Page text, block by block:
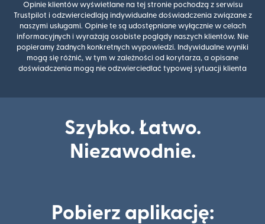
Opinie klientów wyświetlane na tej stronie pochodzą z serwisu
Trustpilot i odzwierciedlają indywidualne doświadczenia związane z
naszymi usługami. Opinie te są udostępniane wyłącznie w celach
informacyjnych i wyrażają osobiste poglądy naszych klientów. Nie
popieramy żadnych konkretnych wypowiedzi. Indywidualne wyniki
mogą się różnić, w tym w zależności od korytarza, a opisane
doświadczenia mogą nie odzwierciedlać typowej sytuacji klienta
Szybko. Łatwo.
Niezawodnie.
Pobierz aplikację: